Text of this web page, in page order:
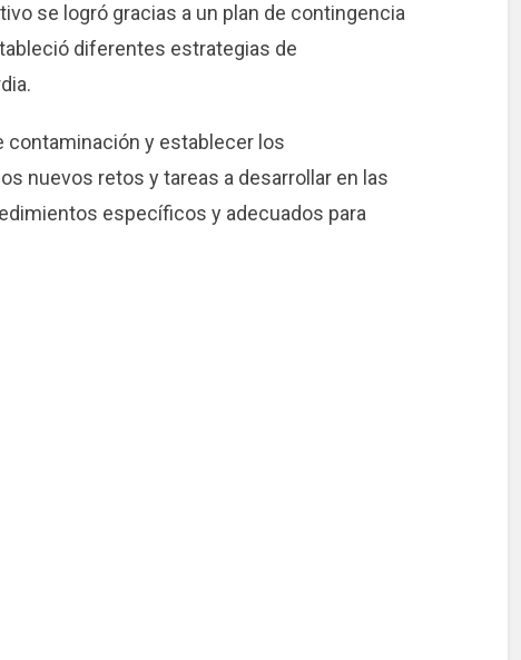
se logró gracias a un plan de contingencia
diferentes estrategias de
contaminación y establecer los
nuevos retos y tareas a desarrollar en las
específicos y adecuados para